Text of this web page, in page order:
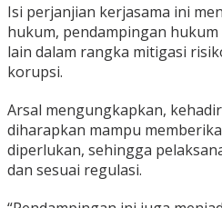
p
u
n
g
k
e
n
P
K
Isi perjanjian kerjasama ini
hukum, pendampingan
lain dalam rangka mitigasi
korupsi.
Arsal mengungkapkan,
diharapkan mampu
diperlukan, sehingga
dan sesuai regulasi.